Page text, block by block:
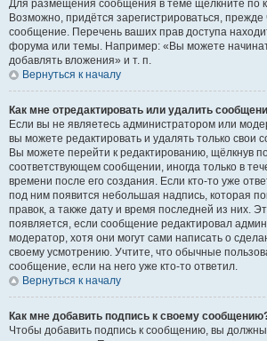
Для размещения сообщения в теме щёлкните по
Возможно, придётся зарегистрироваться, прежде
сообщение. Перечень ваших прав доступа
форума или темы. Например: «Вы можете
добавлять вложения» и т. п.
Вернуться к началу
Как мне отредактировать или удалить
Если вы не являетесь администратором или
вы можете редактировать и удалять только свои
Вы можете перейти к редактированию, щёлкнув
соответствующем сообщении, иногда только в
времени после его создания. Если кто-то уже
под ним появится небольшая надпись, которая
правок, а также дату и время последней из них.
появляется, если сообщение редактировал
модератор, хотя они могут сами написать о
своему усмотрению. Учтите, что обычные
сообщение, если на него уже кто-то ответил.
Вернуться к началу
Как мне добавить подпись к своему
Чтобы добавить подпись к сообщению, вы должны